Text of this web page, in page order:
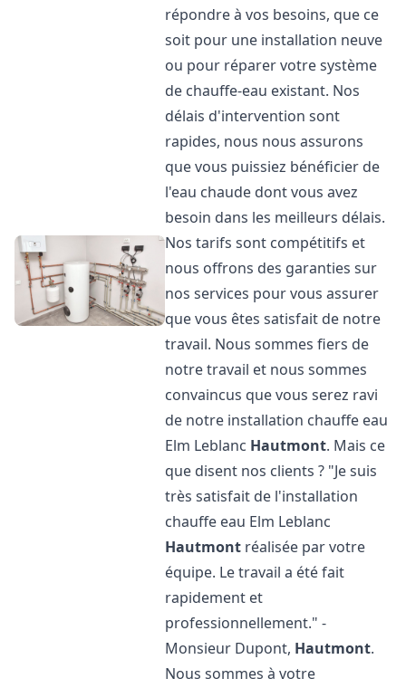
répondre à vos besoins, que ce
soit pour une installation neuve
ou pour réparer votre système
de chauffe-eau existant. Nos
délais d'intervention sont
rapides, nous nous assurons
que vous puissiez bénéficier de
l'eau chaude dont vous avez
besoin dans les meilleurs délais.
Nos tarifs sont compétitifs et
nous offrons des garanties sur
nos services pour vous assurer
que vous êtes satisfait de notre
travail. Nous sommes fiers de
notre travail et nous sommes
convaincus que vous serez ravi
de notre installation chauffe eau
Elm Leblanc Hautmont. Mais ce
que disent nos clients ? "Je suis
très satisfait de l'installation
chauffe eau Elm Leblanc
Hautmont réalisée par votre
équipe. Le travail a été fait
rapidement et
professionnellement." -
Monsieur Dupont, Hautmont.
Nous sommes à votre